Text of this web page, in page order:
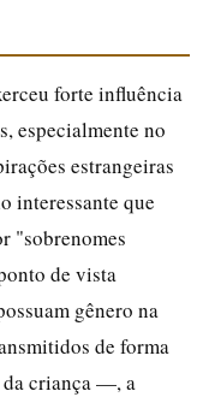
forte influência
especialmente no
estrangeiras
interessante que
"sobrenomes
de vista
gênero na
de forma
da criança —, a